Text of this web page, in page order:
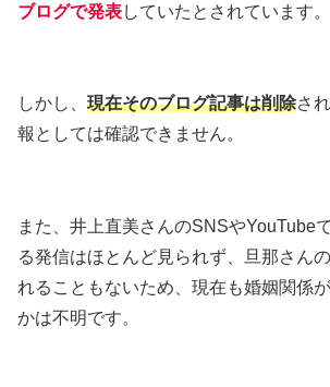
ブログで発表していたとされています。
しかし、 現在そのブログ記事は削除さ
報としては確認できません。
また、井上直美さんのSNSやYouTube
る発信はほとんど見られず、旦那さん
れることもないため、現在も婚姻関係
かは不明です。